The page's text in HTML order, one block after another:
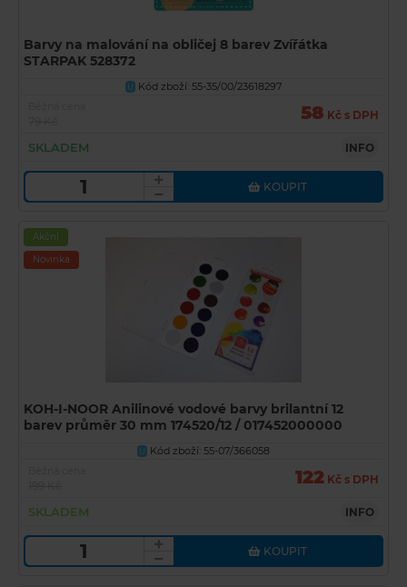
Barvy na malování na obličej 8 barev Zvířátka
STARPAK 528372
U
Kód zboží: 55-35/00/23618297
58 Kč s DPH
SKLADEM INFO
KOUPIT
Akční
Novinka
KOH-I-NOOR Anilinové vodové barvy brilantní 12
barev průměr 30 mm 174520/12 / 017452000000
U
Kód zboží: 55-07/366058
122 Kč s DPH
SKLADEM INFO
KOUPIT